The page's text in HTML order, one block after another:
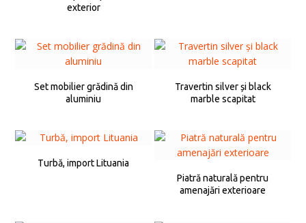
exterior
Set mobilier grădină din
aluminiu
Travertin silver și black
marble scapitat
Turbă, import Lituania
Piatră naturală pentru
amenajări exterioare